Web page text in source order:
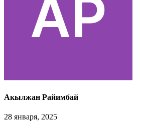
Акылжан Райимбай
28 января, 2025